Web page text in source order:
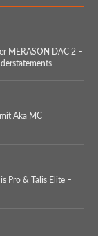
MERASON DAC 2 –
Aka MC
Pro & Talis Elite –